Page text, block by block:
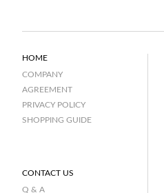
HOME
COMPANY
AGREEMENT
PRIVACY POLICY
SHOPPING GUIDE
CONTACT US
Q & A